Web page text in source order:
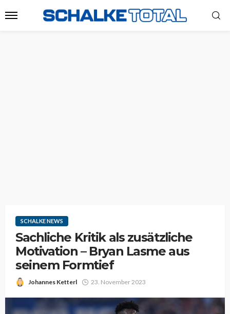
SCHALKE NEWS
Sachliche Kritik als zusätzliche
Motivation – Bryan Lasme aus
seinem Formtief
Johannes Ketterl 23. November 2023